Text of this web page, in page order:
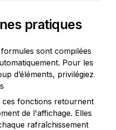
pratiques
formules sont compilées
Pour les
d’éléments, privilégiez
ces fonctions retournent
de l'affichage. Elles
rafraîchissement